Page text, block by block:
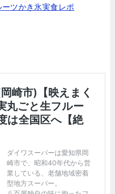
ツかき氷実食レポ